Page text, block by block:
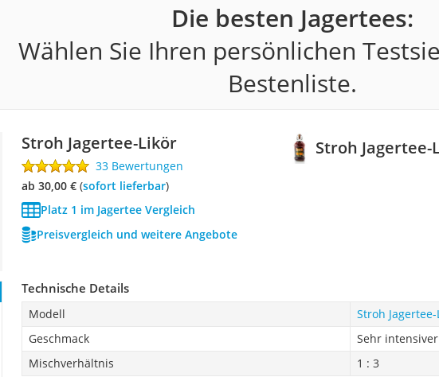
Die besten Jagertees:
Wählen Sie Ihren persönlichen
Bestenliste.
Stroh Jagertee-
Stroh Jagertee-Likör
33 Bewertungen
ab 30,00 €( Sofort lieferbar)
Platz 1 im Jagertee Vergleich
Preisvergleich und weitere Angebote
Technische Details
Modell
Stroh
Geschmack
Sehr
Mischverhältnis
1 : 3